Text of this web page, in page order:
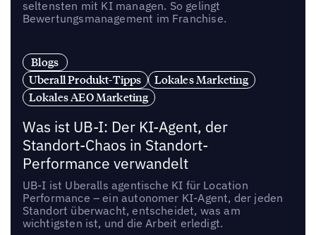
seltensten mit KI managen. So gelingt
Bewertungsmanagement im Franchise.
Blogs
Uberall Produkt-Tipps
Lokales Marketing
Lokales AEO Marketing
Was ist UB-I: Der KI-Agent, der
Standort-Chaos in Standort-
Performance verwandelt
UB-I ist Uberalls agentische KI für Location
Performance – ein autonomer KI-Agent, der jeden
Standort überwacht, entscheidet, was am
wichtigsten ist, und die Arbeit erledigt.